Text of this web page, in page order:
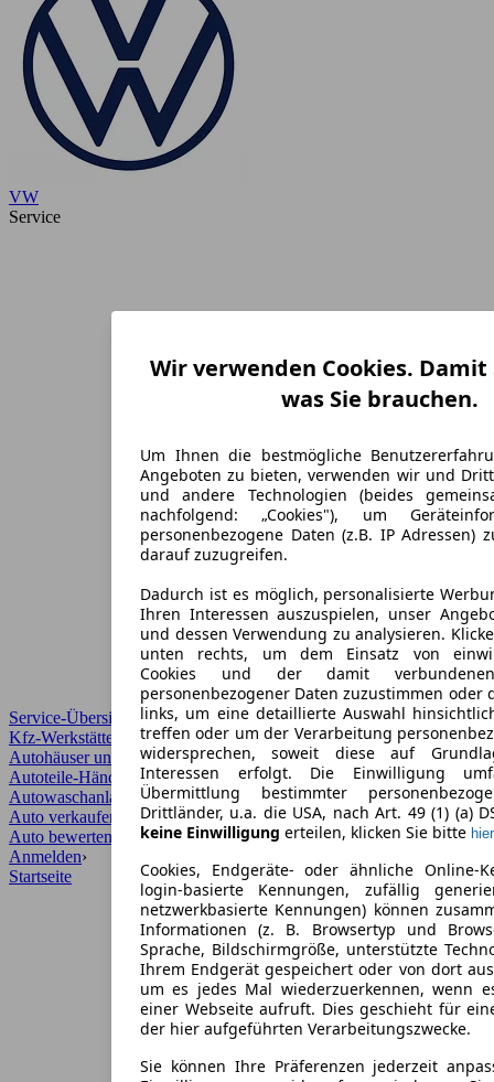
VW
Service
Service-Übersicht
Kfz-Werkstätten
Autohäuser und Händler
Autoteile-Händler
Autowaschanlagen
Auto verkaufen
Auto bewerten
Anmelden›
Startseite
Wir verwenden Cookies.
was Sie brauchen.
Um Ihnen die bestmögliche
Angeboten zu bieten, verwenden wir und
und andere Technologien (beides
nachfolgend: „Cookies"), um
personenbezogene Daten (z.B. IP Adressen)
darauf zuzugreifen.
Dadurch ist es möglich, personalisierte
Ihren Interessen auszuspielen, unser
und dessen Verwendung zu analysieren.
unten rechts, um dem Einsatz von
Cookies und der damit
personenbezogener Daten zuzustimmen oder
links, um eine detaillierte Auswahl
treffen oder um der Verarbeitung
widersprechen, soweit diese auf
Interessen erfolgt. Die Einwilligung
Übermittlung bestimmter
Drittländer, u.a. die USA, nach Art. 49 (1) (a)
keine Einwilligung erteilen, klicken Sie bitte hier
Cookies, Endgeräte- oder ähnliche Online-
login-basierte Kennungen, zufällig
netzwerkbasierte Kennungen) können
Informationen (z. B. Browsertyp und
Sprache, Bildschirmgröße, unterstützte
Ihrem Endgerät gespeichert oder von dort
um es jedes Mal wiederzuerkennen, wenn
einer Webseite aufruft. Dies geschieht für
der hier aufgeführten Verarbeitungszwecke.
Sie können Ihre Präferenzen jederzeit